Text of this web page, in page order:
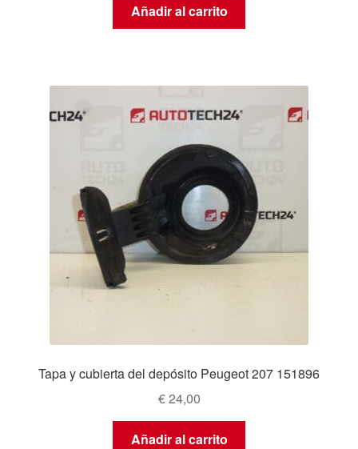
Añadir al carrito
Tapa y cubierta del depósito Peugeot 207 151896
€24,00
Añadir al carrito